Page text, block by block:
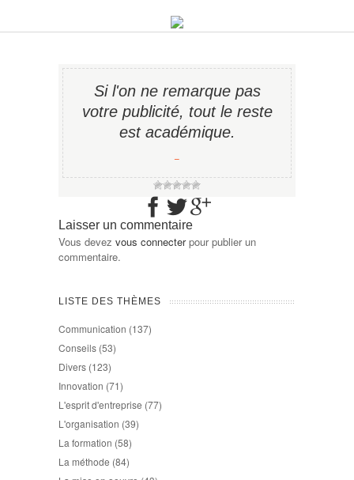
Si l'on ne remarque pas
votre publicité, tout le reste
est académique.
−
Laisser un commentaire
Vous devez vous connecterpour publier un
commentaire.
LISTE DES THÈMES
Communication (137)
Conseils (53)
Divers (123)
Innovation (71)
L'esprit d'entreprise (77)
L'organisation (39)
La formation (58)
La méthode (84)